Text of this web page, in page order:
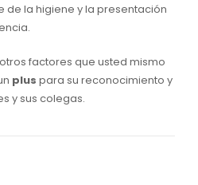
de la higiene y la presentación
factores que usted mismo
plus para su reconocimiento y
y sus colegas.